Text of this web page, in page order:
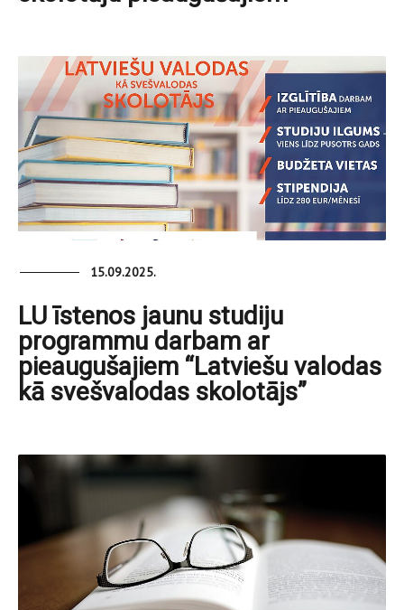
15.09.2025.
LU īstenos jaunu studiju
programmu darbam ar
pieaugušajiem “Latviešu valodas
kā svešvalodas skolotājs”